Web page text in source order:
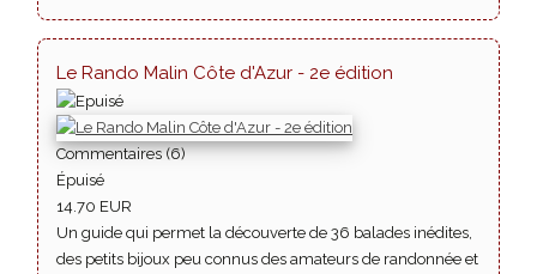
Le Rando Malin Côte d'Azur - 2e édition
Commentaires (6)
Épuisé
14.70 EUR
Un guide qui permet la découverte de 36 balades inédites,
des petits bijoux peu connus des amateurs de randonnée et